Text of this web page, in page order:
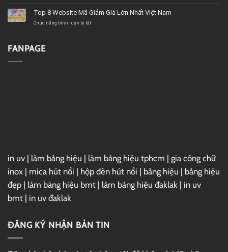
lâu?
thẻ
xanh
đơn
vị
Top 8 Website Mã Giảm Giá Lớn Nhất Việt Nam
Chức năng bình luận bị tắtở
FANPAGE
in uv | làm bảng hiệu | làm bảng hiệu tphcm | gia công chữ
inox | mica hút nổi | hộp đèn hút nổi | bảng hiệu | bảng hiệu
đẹp | làm bảng hiệu bmt | làm bảng hiệu đaklak | in uv
bmt | in uv đaklak
ĐĂNG KÝ NHẬN BẢN TIN